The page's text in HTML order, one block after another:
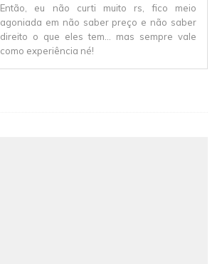
Então, eu não curti muito rs, fico meio
agoniada em não saber preço e não saber
direito o que eles tem... mas sempre vale
como experiência né!